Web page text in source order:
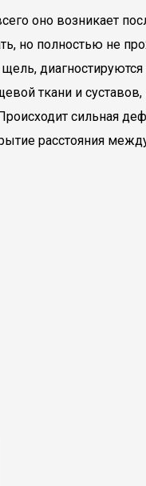
оно возникает
но полностью не
ткани и
сильная
расстояния